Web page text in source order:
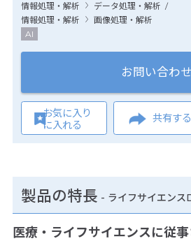
情報処理・解析
データ処理・解析 /
情報処理・解析
画像処理・解析
AI
お問い合わせ
お気に入り
に入れる
共有する
製品の特長 - ライフサイエン
医療・ライフサイエンスに従